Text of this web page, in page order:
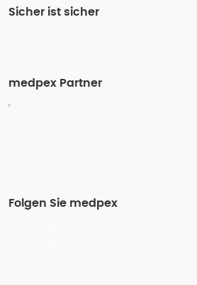
Sicher ist sicher
medpex Partner
Folgen Sie medpex